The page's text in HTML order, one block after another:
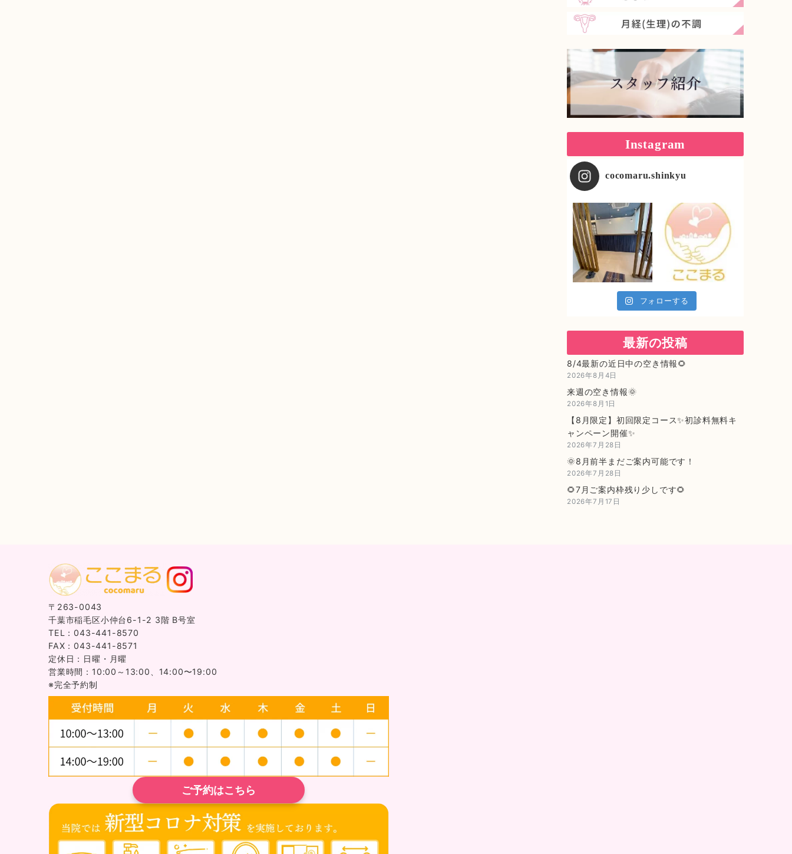
Instagram
cocomaru.shinkyu
フォローする
最新の投稿
8/4最新の近日中の空き情報🌻
2026年8月4日
来週の空き情報🌞
2026年8月1日
【8月限定】初回限定コース✨初診料無料キ
ャンペーン開催✨
2026年7月28日
🌞8月前半まだご案内可能です！
2026年7月28日
🌻7月ご案内枠残り少しです🌻
2026年7月17日
〒263-0043
千葉市稲毛区小仲台6-1-2 3階 B号室
TEL：043-441-8570
FAX：043-441-8571
定休日：日曜・月曜
営業時間：10:00～13:00、14:00〜19:00
※完全予約制
ご予約はこちら